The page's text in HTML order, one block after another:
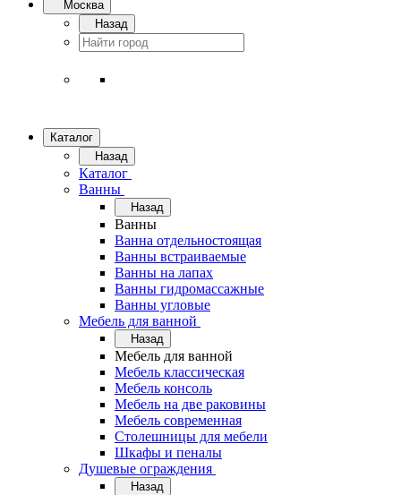
Москва
Назад
Каталог
Назад
Каталог
Ванны
Назад
Ванны
Ванна отдельностоящая
Ванны встраиваемые
Ванны на лапах
Ванны гидромассажные
Ванны угловые
Мебель для ванной
Назад
Мебель для ванной
Мебель классическая
Мебель консоль
Мебель на две раковины
Мебель современная
Столешницы для мебели
Шкафы и пеналы
Душевые ограждения
Назад